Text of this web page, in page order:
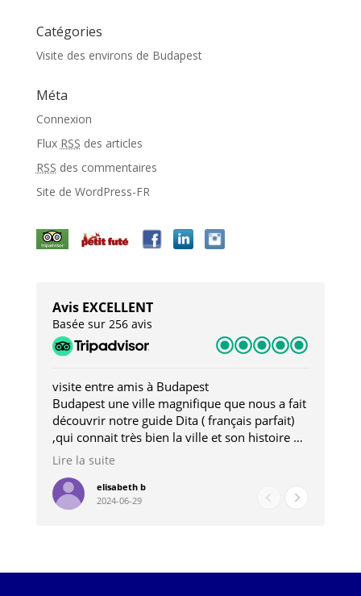
Catégories
Visite des environs de Budapest
Méta
Connexion
Flux RSS des articles
RSS des commentaires
Site de WordPress-FR
Avis EXCELLENT
Basée sur 256 avis
visite entre amis à Budapest
Budapest une ville magnifique que nous a fait
découvrir notre guide Dita ( français parfait)
,qui connait très bien la ville et son histoire et
qui nous a permis d'accéder à des lieux
pour les restaurants . A la fin de notre séjour
nous étions plus avec une amie qu' une guide
Lire la suite
elisabeth b
2024-06-29